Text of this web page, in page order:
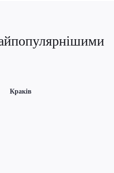
Краків